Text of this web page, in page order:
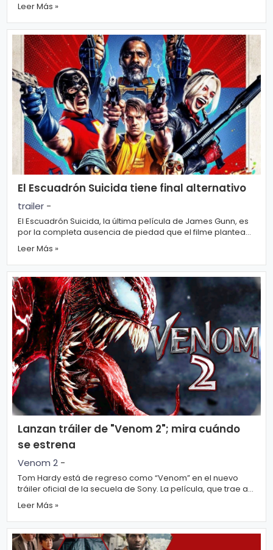
Leer Más »
El Escuadrón Suicida tiene final alternativo
trailer -
El Escuadrón Suicida, la última película de James Gunn, es
por la completa ausencia de piedad que el filme plantea
respecto a sus protagonis...
Leer Más »
Lanzan tráiler de "Venom 2"; mira cuándo
se estrena
Venom 2 -
Tom Hardy está de regreso como “Venom” en el nuevo
tráiler oficial de la secuela de Sony. La película, que trae a
“Carnage” como el rival de...
Leer Más »